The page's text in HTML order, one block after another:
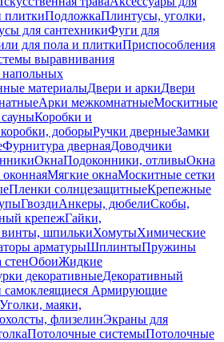
плиткиПодложкаПлинтусы, уголки,
для сантехникиФуги для
для пола и плиткиПриспособления
выравнивания
напольных
материалыДвери и аркиДвери
Арки межкомнатныеМоскитные
Коробки и
доборыРучки дверныеЗамки
Фурнитура двернаяДоводчики
ОкнаПодоконники, отливыОкна
Мягкие окнаМоскитные сетки
Пленки солнцезащитныеКрепежные
ГвоздиАнкеры, дюбелиСкобы,
крепежГайки,
шпилькиХомутыХимические
арматурыШплинтыПружины
стенОбоиЖидкие
декоративныеДекоративный
Армирующие
Уголки, маяки,
флизелинЭкраны для
Потолочные системыПотолочные